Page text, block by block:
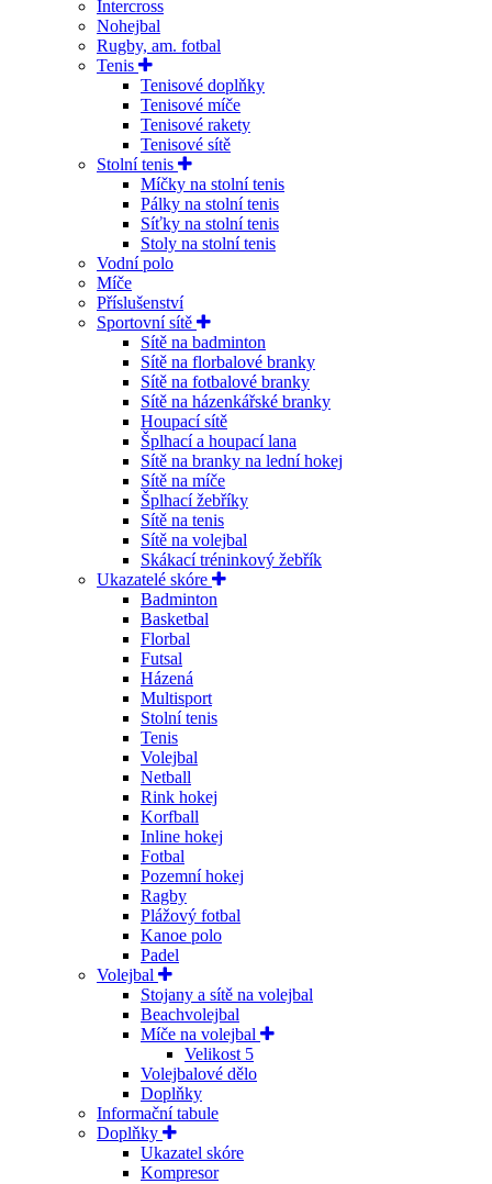
Intercross
Nohejbal
Rugby, am. fotbal
Tenis
Tenisové doplňky
Tenisové míče
Tenisové rakety
Tenisové sítě
Stolní tenis
Míčky na stolní tenis
Pálky na stolní tenis
Síťky na stolní tenis
Stoly na stolní tenis
Vodní polo
Míče
Příslušenství
Sportovní sítě
Sítě na badminton
Sítě na florbalové branky
Sítě na fotbalové branky
Sítě na házenkářské branky
Houpací sítě
Šplhací a houpací lana
Sítě na branky na lední hokej
Sítě na míče
Šplhací žebříky
Sítě na tenis
Sítě na volejbal
Skákací tréninkový žebřík
Ukazatelé skóre
Badminton
Basketbal
Florbal
Futsal
Házená
Multisport
Stolní tenis
Tenis
Volejbal
Netball
Rink hokej
Korfball
Inline hokej
Fotbal
Pozemní hokej
Ragby
Plážový fotbal
Kanoe polo
Padel
Volejbal
Stojany a sítě na volejbal
Beachvolejbal
Míče na volejbal
Velikost 5
Volejbalové dělo
Doplňky
Informační tabule
Doplňky
Ukazatel skóre
Kompresor